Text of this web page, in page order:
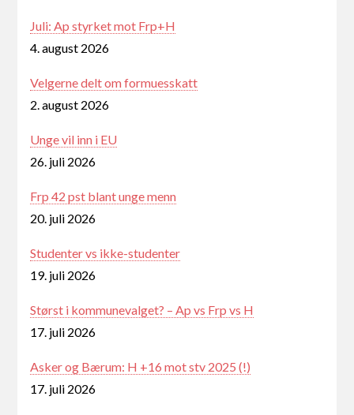
Juli: Ap styrket mot Frp+H
4. august 2026
Velgerne delt om formuesskatt
2. august 2026
Unge vil inn i EU
26. juli 2026
Frp 42 pst blant unge menn
20. juli 2026
Studenter vs ikke-studenter
19. juli 2026
Størst i kommunevalget? – Ap vs Frp vs H
17. juli 2026
Asker og Bærum: H +16 mot stv 2025 (!)
17. juli 2026